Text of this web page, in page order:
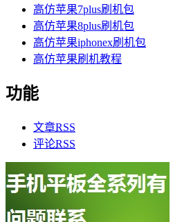
高仿苹果7plus刷机包
高仿苹果8plus刷机包
高仿苹果iphonex刷机包
高仿苹果刷机教程
功能
文章RSS
评论RSS